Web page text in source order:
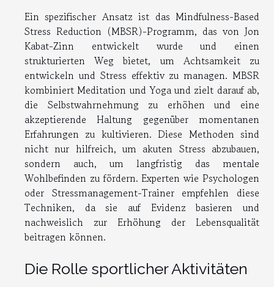
Ein spezifischer Ansatz ist das Mindfulness-Based
Stress Reduction (MBSR)-Programm, das von Jon
Kabat-Zinn entwickelt wurde und einen
strukturierten Weg bietet, um Achtsamkeit zu
entwickeln und Stress effektiv zu managen. MBSR
kombiniert Meditation und Yoga und zielt darauf ab,
die Selbstwahrnehmung zu erhöhen und eine
akzeptierende Haltung gegenüber momentanen
Erfahrungen zu kultivieren. Diese Methoden sind
nicht nur hilfreich, um akuten Stress abzubauen,
sondern auch, um langfristig das mentale
Wohlbefinden zu fördern. Experten wie Psychologen
oder Stressmanagement-Trainer empfehlen diese
Techniken, da sie auf Evidenz basieren und
nachweislich zur Erhöhung der Lebensqualität
beitragen können.
Die Rolle sportlicher Aktivitäten